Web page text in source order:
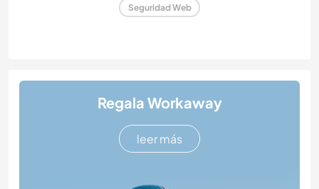
Seguridad Web
Regala Workaway
leer más